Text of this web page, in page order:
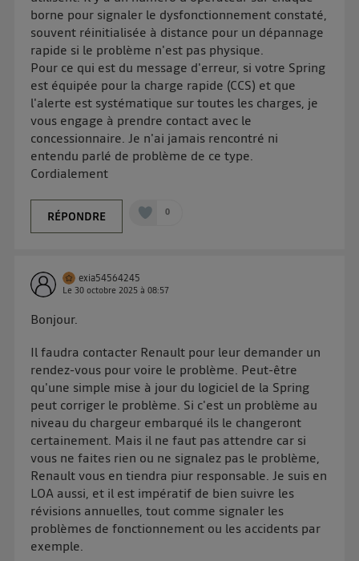
borne pour signaler le dysfonctionnement constaté,
souvent réinitialisée à distance pour un dépannage
rapide si le problème n'est pas physique.
Pour ce qui est du message d'erreur, si votre Spring
est équipée pour la charge rapide (CCS) et que
l'alerte est systématique sur toutes les charges, je
vous engage à prendre contact avec le
concessionnaire. Je n'ai jamais rencontré ni
entendu parlé de problème de ce type.
Cordialement
RÉPONDRE 0
exia54564245
Le30 octobre 2025 à08:57
Bonjour.
Il faudra contacter Renault pour leur demander un
rendez-vous pour voire le problème. Peut-être
qu'une simple mise à jour du logiciel de la Spring
peut corriger le problème. Si c'est un problème au
niveau du chargeur embarqué ils le changeront
certainement. Mais il ne faut pas attendre car si
vous ne faites rien ou ne signalez pas le problème,
Renault vous en tiendra piur responsable. Je suis en
LOA aussi, et il est impératif de bien suivre les
révisions annuelles, tout comme signaler les
problèmes de fonctionnement ou les accidents par
exemple.